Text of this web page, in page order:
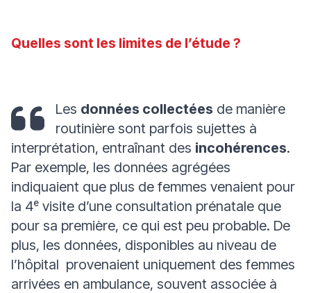
Quelles sont les limites de l’étude ?
Les données collectées de manière
routinière sont parfois sujettes à
interprétation, entraînant des incohérences.
Par exemple, les données agrégées
indiquaient que plus de femmes venaient pour
la 4ᵉ visite d’une consultation prénatale que
pour sa première, ce qui est peu probable. De
plus, les données, disponibles au niveau de
l’hôpital provenaient uniquement des femmes
arrivées en ambulance, souvent associée à